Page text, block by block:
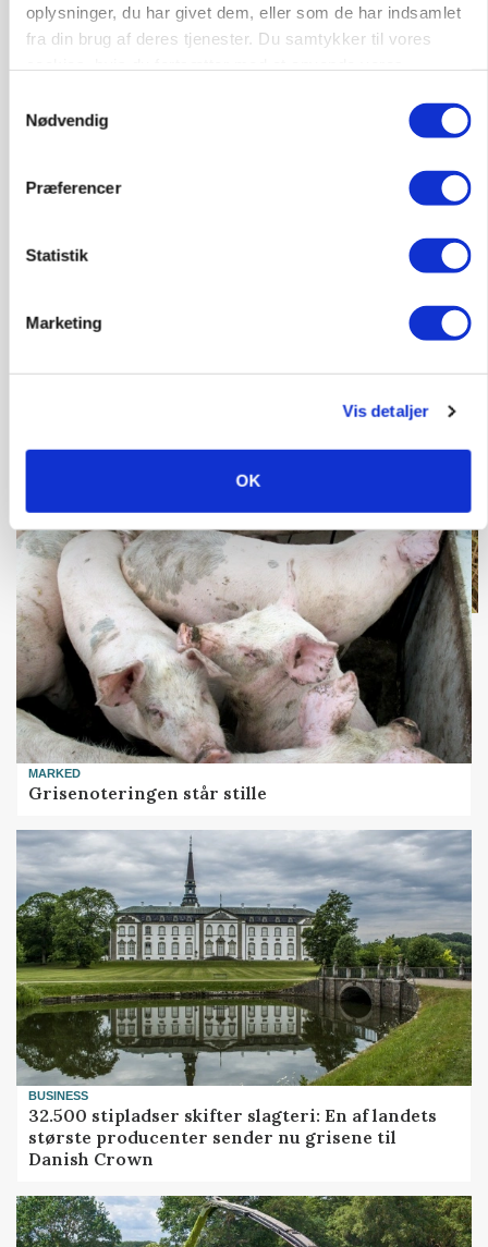
oplysninger, du har givet dem, eller som de har indsamlet
fra din brug af deres tjenester. Du samtykker til vores
Nødvendig
Præferencer
Statistik
Marketing
Vis detaljer
OK
MASKINER
Forserie til selvkørende skårlægger afprøves i år
ARRANGEMENT
Loading...
MARKED
Grisenoteringen står stille
BUSINESS
32.500 stipladser skifter slagteri: En af landets
største producenter sender nu grisene til
Danish Crown